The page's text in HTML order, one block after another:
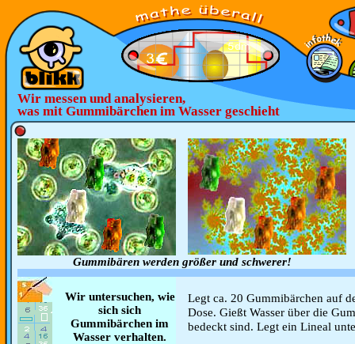
Wir messen und analysieren,
was mit Gummibärchen im Wasser geschieht
Gummibären werden größer und schwerer!
Wir untersuchen, wie
sich sich
Gummibärchen im
Wasser verhalten.
Legt ca. 20 Gummibärchen auf
Dose. Gießt Wasser über die
bedeckt sind. Legt ein Lineal